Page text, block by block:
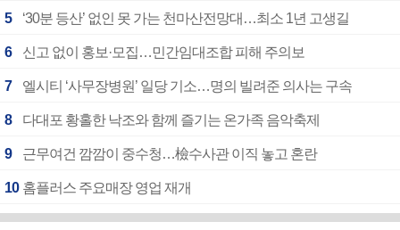
5 ‘30분 등산’ 없인 못 가는 천마산전망대…최소 1년 고생길
6 신고 없이 홍보·모집…민간임대조합 피해 주의보
7 엘시티 ‘사무장병원’ 일당 기소…명의 빌려준 의사는 구속
8 다대포 황홀한 낙조와 함께 즐기는 온가족 음악축제
9 근무여건 깜깜이 중수청…檢수사관 이직 놓고 혼란
10 홈플러스 주요매장 영업 재개